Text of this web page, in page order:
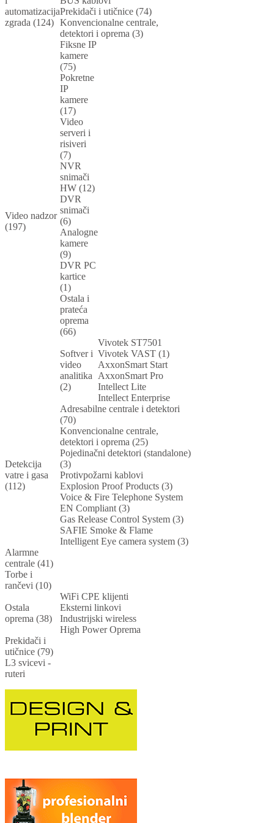
automatizacija
zgrada (124)
Prekidači i utičnice (74)
Konvencionalne centrale,
detektori i oprema (3)
Video nadzor
(197)
Fiksne IP
kamere
(75)
Pokretne
IP
kamere
(17)
Video
serveri i
risiveri
(7)
NVR
snimači
HW (12)
DVR
snimači
(6)
Analogne
kamere
(9)
DVR PC
kartice
(1)
Ostala i
prateća
oprema
(66)
Softver i
video
analitika
(2)
Vivotek ST7501
Vivotek VAST (1)
AxxonSmart Start
AxxonSmart Pro
Intellect Lite
Intellect Enterprise
Detekcija
vatre i gasa
(112)
Adresabilne centrale i detektori
(70)
Konvencionalne centrale,
detektori i oprema (25)
Pojedinačni detektori (standalone)
(3)
Protivpožarni kablovi
Explosion Proof Products (3)
Voice & Fire Telephone System
EN Compliant (3)
Gas Release Control System (3)
SAFIE Smoke & Flame
Intelligent Eye camera system (3)
Alarmne
centrale (41)
Torbe i
rančevi (10)
Ostala
oprema (38)
WiFi CPE klijenti
Eksterni linkovi
Industrijski wireless
High Power Oprema
Prekidači i
utičnice (79)
L3 svicevi -
ruteri